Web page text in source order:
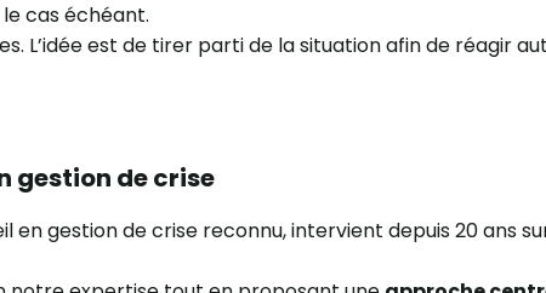
cas échéant.
L’idée est de tirer parti de la situation afin de réagir
gestion de crise
en gestion de crise reconnu, intervient depuis 20 ans